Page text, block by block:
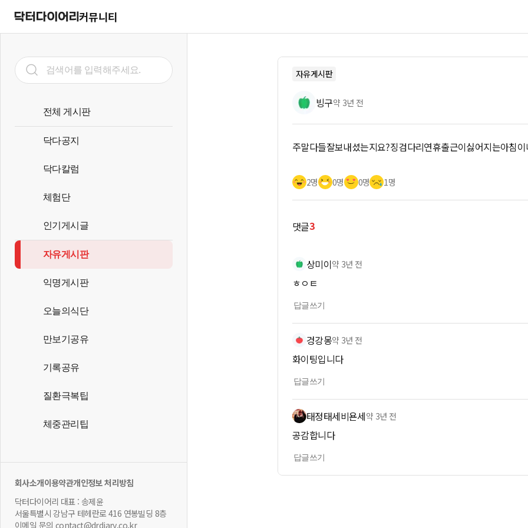
커뮤니티
전체 게시판
닥다공지
닥다칼럼
체험단
인기게시글
자유게시판
익명게시판
오늘의식단
만보기공유
기록공유
질환극복팁
체중관리팁
회사소개이용약관개인정보 처리방침
닥터다이어리 대표 : 송제윤
서울특별시 강남구 테헤란로 416 연봉빌딩 8층
이메일 문의 contact@drdiary.co.kr
자유게시판
빙구약 3년 전
주말다들잘보내셨는지요?징검다리연휴출근이싫어지는아침
2명 0명 0명 1명
댓글3
상미이약 3년 전
ㅎㅇㅌ
답글쓰기
겅강몽약 3년 전
화이팅입니다
답글쓰기
태정태세비욘세약 3년 전
공감합니다
답글쓰기